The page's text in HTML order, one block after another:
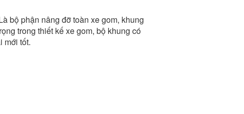
bộ phận nâng đỡ toàn xe gom, khung
trong thiết kế xe gom, bộ khung có
mới tốt.